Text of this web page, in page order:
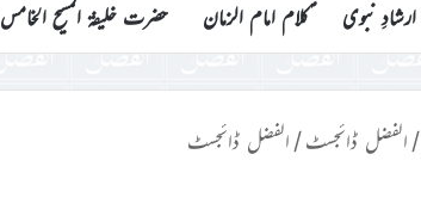
ارشادِ نبوی ؑکلام امام الزمان حضرت خلیفۃ المسیح الخامس
/ الفضل ڈائجسٹ/ الفضل ڈائجسٹ